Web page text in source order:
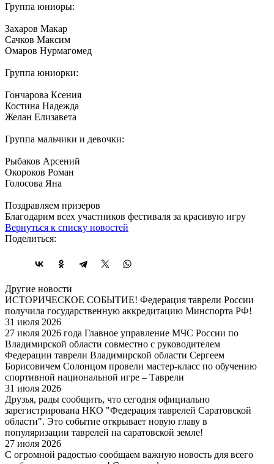
Группа юниоры:
Захаров Макар
Сачков Максим
Омаров Нурмагомед
Группа юниорки:
Гончарова Ксения
Костина Надежда
Желан Елизавета
Группа мальчики и девочки:
Рыбаков Арсений
Окороков Роман
Голосова Яна
Поздравляем призеров
Благодарим всех участников фестиваля за красивую игру
Вернуться к списку новостей
Поделиться:
Другие новости
ИСТОРИЧЕСКОЕ СОБЫТИЕ! Федерация таврели России
получила государственную аккредитацию Минспорта РФ!
31 июля 2026
27 июля 2026 года Главное управление МЧС России по
Владимирской области совместно с руководителем
Федерации таврели Владимирской области Сергеем
Борисовичем Солонцом провели мастер-класс по обучению
спортивной национальной игре – Таврели
31 июля 2026
Друзья, рады сообщить, что сегодня официально
зарегистрирована НКО "Федерация таврелей Саратовской
области". Это событие открывает новую главу в
популяризации таврелей на саратовской земле!
27 июля 2026
С огромной радостью сообщаем важную новость для всего